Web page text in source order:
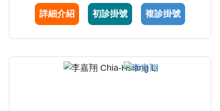
詳細介紹 初診掛號 複診掛號